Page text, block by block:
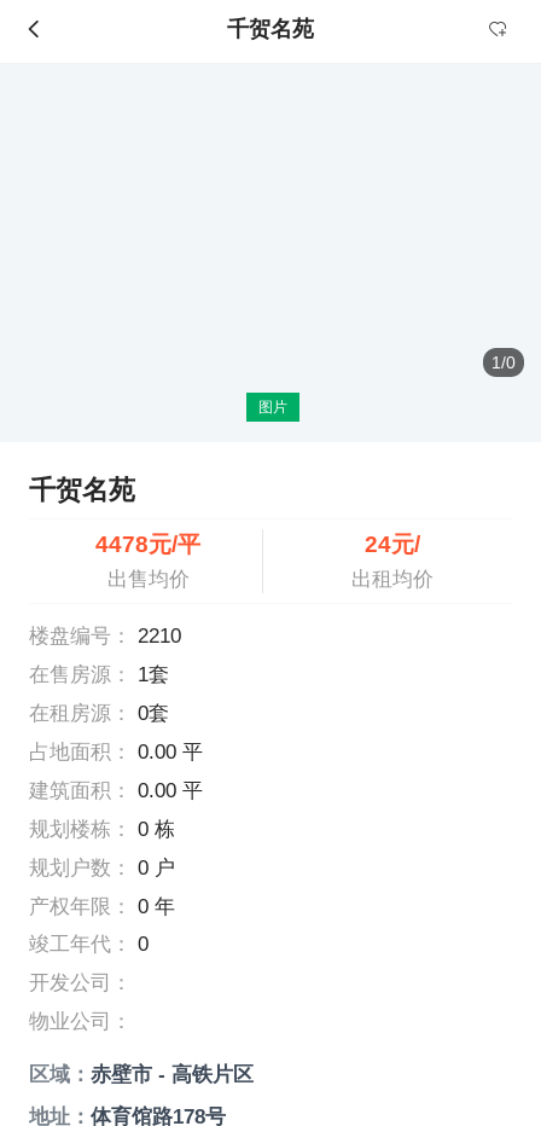
千贺名苑
图片
1/0
千贺名苑
4478元/平
出售均价
24元/
出租均价
楼盘编号：
2210
在售房源：
1套
在租房源：
0套
占地面积：
0.00 平
建筑面积：
0.00 平
规划楼栋：
0 栋
规划户数：
0 户
产权年限：
0 年
竣工年代：
0
开发公司：
物业公司：
区域： 赤壁市 - 高铁片区
地址： 体育馆路178号